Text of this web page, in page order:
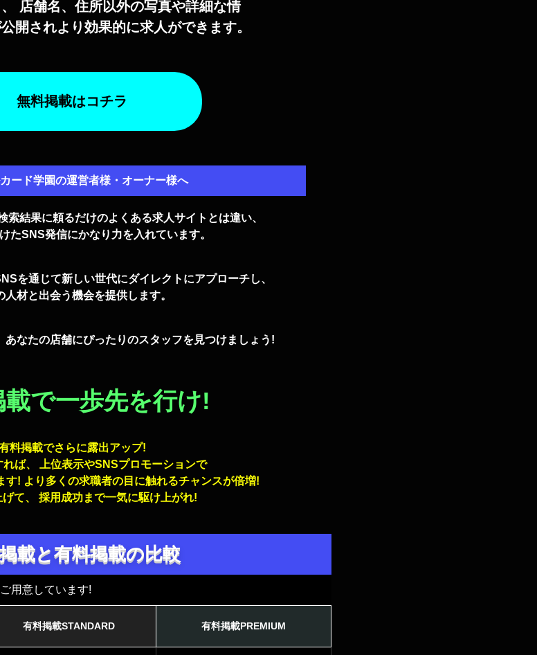
店舗名、住所以外の写真や詳細な情
開されより効果的に求人ができます。
無料掲載はコチラ
ード学園の運営者様・オーナー様へ
索結果に頼るだけのよくある求人サイトとは違い、
たSNS発信にかなり力を入れています。
を通じて新しい世代にダイレクトにアプローチし、
人材と出会う機会を提供します。
あなたの店舗にぴったりのスタッフを見つけましょう!
載で一歩先を行け!
料掲載でさらに露出アップ!
れば、 上位表示やSNSプロモーションで
す! より多くの求職者の目に触れるチャンスが倍増!
て、 採用成功まで一気に駆け上がれ!
載と有料掲載の比較
用意しています!
有料掲載STANDARD 有料掲載PREMIUM